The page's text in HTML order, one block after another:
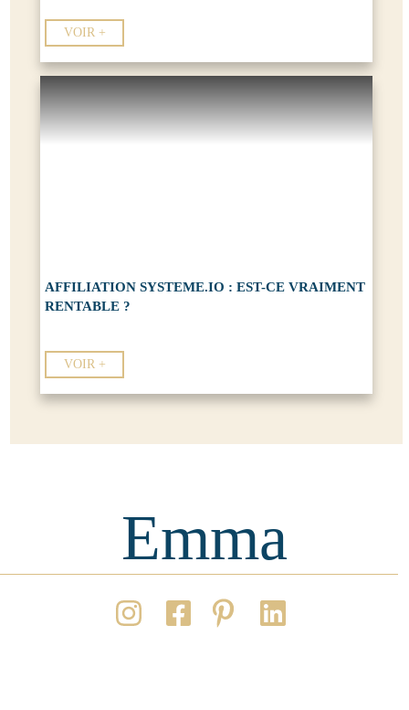
VOIR +
AFFILIATION SYSTEME.IO : EST-CE VRAIMENT
RENTABLE ?
VOIR +
Emma